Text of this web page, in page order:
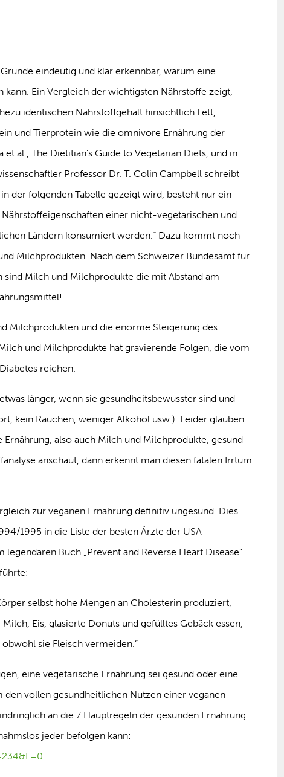
eindeutig und klar erkennbar, warum eine
kann. Ein Vergleich der wichtigsten Nährstoffe zeigt,
identischen Nährstoffgehalt hinsichtlich Fett,
und Tierprotein wie die omnivore Ernährung der
al., The Dietitian’s Guide to Vegetarian Diets, und in
Professor Dr. T. Colin Campbell schreibt
in der folgenden Tabelle gezeigt wird, besteht nur ein
einer nicht-vegetarischen und
Ländern konsumiert werden.“ Dazu kommt noch
Milchprodukten. Nach dem Schweizer Bundesamt für
Milch und Milchprodukte die mit Abstand am
Milchprodukten und die enorme Steigerung des
und Milchprodukte hat gravierende Folgen, die vom
reichen.
länger, wenn sie gesundheitsbewusster sind und
kein Rauchen, weniger Alkohol usw.). Leider glauben
Ernährung, also auch Milch und Milchprodukte, gesund
anschaut, dann erkennt man diesen fatalen Irrtum
zur veganen Ernährung definitiv ungesund. Dies
1995 in die Liste der besten Ärzte der USA
Buch „Prevent and Reverse Heart Disease”
selbst hohe Mengen an Cholesterin produziert,
Eis, glasierte Donuts und gefülltes Gebäck essen,
sie Fleisch vermeiden.”
eine vegetarische Ernährung sei gesund oder eine
den vollen gesundheitlichen Nutzen einer veganen
an die 7 Hauptregeln der gesunden Ernährung
jeder befolgen kann: